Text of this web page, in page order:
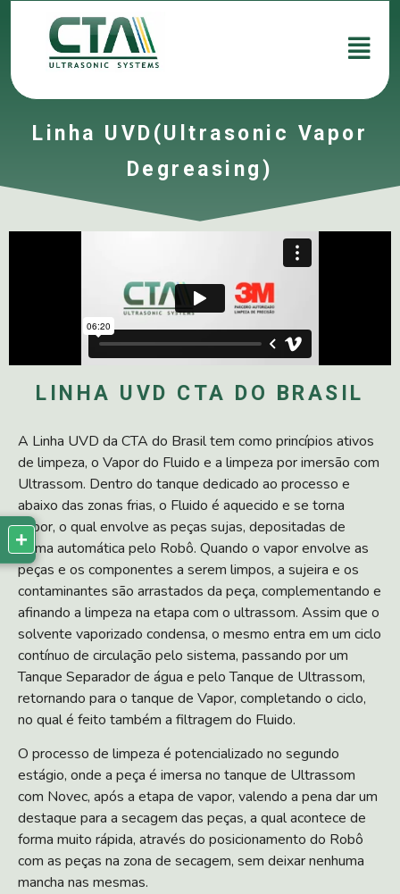
Linha UVD(Ultrasonic Vapor
Degreasing)
LINHA UVD CTA DO BRASIL
A Linha UVD da CTA do Brasil tem como princípios ativos
de limpeza, o Vapor do Fluido e a limpeza por imersão com
Ultrassom. Dentro do tanque dedicado ao processo e
abaixo das zonas frias, o Fluido é aquecido e se torna
vapor, o qual envolve as peças sujas, depositadas de
forma automática pelo Robô. Quando o vapor envolve as
peças e os componentes a serem limpos, a sujeira e os
contaminantes são arrastados da peça, complementando e
afinando a limpeza na etapa com o ultrassom. Assim que o
solvente vaporizado condensa, o mesmo entra em um ciclo
contínuo de circulação pelo sistema, passando por um
Tanque Separador de água e pelo Tanque de Ultrassom,
retornando para o tanque de Vapor, completando o ciclo,
no qual é feito também a filtragem do Fluido.
O processo de limpeza é potencializado no segundo
estágio, onde a peça é imersa no tanque de Ultrassom
com Novec, após a etapa de vapor, valendo a pena dar um
destaque para a secagem das peças, a qual acontece de
forma muito rápida, através do posicionamento do Robô
com as peças na zona de secagem, sem deixar nenhuma
mancha nas mesmas.
+